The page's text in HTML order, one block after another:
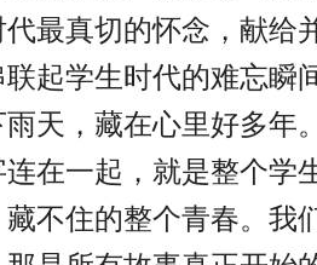
最真切的怀念，献给
起学生时代的难忘瞬
天，藏在心里好多年
连在一起，就是整个学
不住的整个青春。我